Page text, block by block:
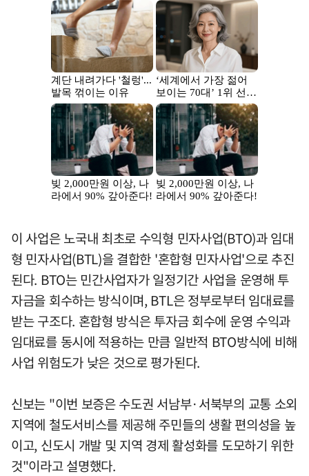
이 사업은 노국내 최초로 수익형 민자사업(BTO)과 임대
형 민자사업(BTL)을 결합한 '혼합형 민자사업'으로 추진
된다. BTO는 민간사업자가 일정기간 사업을 운영해 투
자금을 회수하는 방식이며, BTL은 정부로부터 임대료를
받는 구조다. 혼합형 방식은 투자금 회수에 운영 수익과
임대료를 동시에 적용하는 만큼 일반적 BTO방식에 비해
사업 위험도가 낮은 것으로 평가된다.
신보는 "이번 보증은 수도권 서남부·서북부의 교통 소외
지역에 철도서비스를 제공해 주민들의 생활 편의성을 높
이고, 신도시 개발 및 지역 경제 활성화를 도모하기 위한
것"이라고 설명했다.